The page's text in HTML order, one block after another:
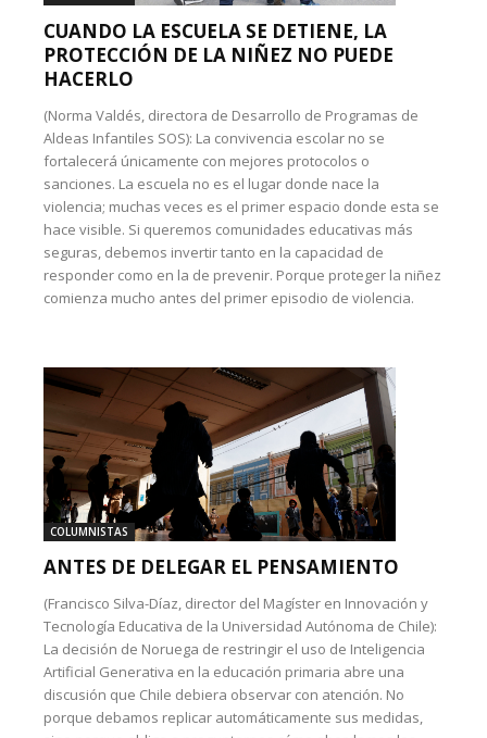
CUANDO LA ESCUELA SE DETIENE, LA
PROTECCIÓN DE LA NIÑEZ NO PUEDE
HACERLO
(Norma Valdés, directora de Desarrollo de Programas de
Aldeas Infantiles SOS): La convivencia escolar no se
fortalecerá únicamente con mejores protocolos o
sanciones. La escuela no es el lugar donde nace la
violencia; muchas veces es el primer espacio donde esta se
hace visible. Si queremos comunidades educativas más
seguras, debemos invertir tanto en la capacidad de
responder como en la de prevenir. Porque proteger la niñez
comienza mucho antes del primer episodio de violencia.
COLUMNISTAS
ANTES DE DELEGAR EL PENSAMIENTO
(Francisco Silva-Díaz, director del Magíster en Innovación y
Tecnología Educativa de la Universidad Autónoma de Chile):
La decisión de Noruega de restringir el uso de Inteligencia
Artificial Generativa en la educación primaria abre una
discusión que Chile debiera observar con atención. No
porque debamos replicar automáticamente sus medidas,